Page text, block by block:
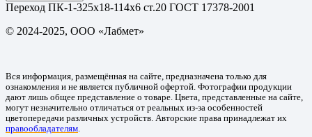
Переход ПК-1-325х18-114х6 ст.20 ГОСТ 17378-2001
© 2024-2025, ООО «Лабмет»
Вся информация, размещённая на сайте, предназначена только для
ознакомления и не является публичной офертой. Фотографии продукции
дают лишь общее представление о товаре. Цвета, представленные на сайте,
могут незначительно отличаться от реальных из-за особенностей
цветопередачи различных устройств. Авторские права принадлежат их
правообладателям